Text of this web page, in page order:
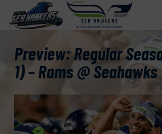
Preview: Regular
1) – Rams @ Seahawks